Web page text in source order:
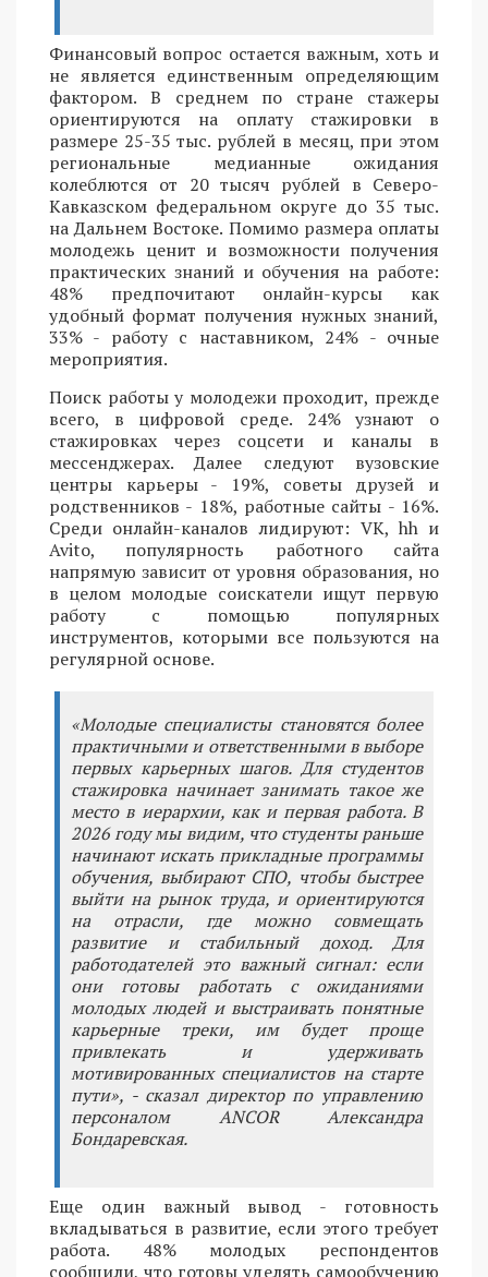
Финансовый вопрос остается важным, хоть и
не является единственным определяющим
фактором. В среднем по стране стажеры
ориентируются на оплату стажировки в
размере 25-35 тыс. рублей в месяц, при этом
региональные медианные ожидания
колеблются от 20 тысяч рублей в Северо-
Кавказском федеральном округе до 35 тыс.
на Дальнем Востоке. Помимо размера оплаты
молодежь ценит и возможности получения
практических знаний и обучения на работе:
48% предпочитают онлайн-курсы как
удобный формат получения нужных знаний,
33% - работу с наставником, 24% - очные
мероприятия.
Поиск работы у молодежи проходит, прежде
всего, в цифровой среде. 24% узнают о
стажировках через соцсети и каналы в
мессенджерах. Далее следуют вузовские
центры карьеры - 19%, советы друзей и
родственников - 18%, работные сайты - 16%.
Среди онлайн-каналов лидируют: VK, hh и
Avito, популярность работного сайта
напрямую зависит от уровня образования, но
в целом молодые соискатели ищут первую
работу с помощью популярных
инструментов, которыми все пользуются на
регулярной основе.
«Молодые специалисты становятся более
практичными и ответственными в выборе
первых карьерных шагов. Для студентов
стажировка начинает занимать такое же
место в иерархии, как и первая работа. В
2026 году мы видим, что студенты раньше
начинают искать прикладные программы
обучения, выбирают СПО, чтобы быстрее
выйти на рынок труда, и ориентируются
на отрасли, где можно совмещать
развитие и стабильный доход. Для
работодателей это важный сигнал: если
они готовы работать с ожиданиями
молодых людей и выстраивать понятные
карьерные треки, им будет проще
привлекать и удерживать
мотивированных специалистов на старте
пути», - сказал директор по управлению
персоналом ANCOR Александра
Бондаревская.
Еще один важный вывод - готовность
вкладываться в развитие, если этого требует
работа. 48% молодых респондентов
сообщили, что готовы уделять самообучению